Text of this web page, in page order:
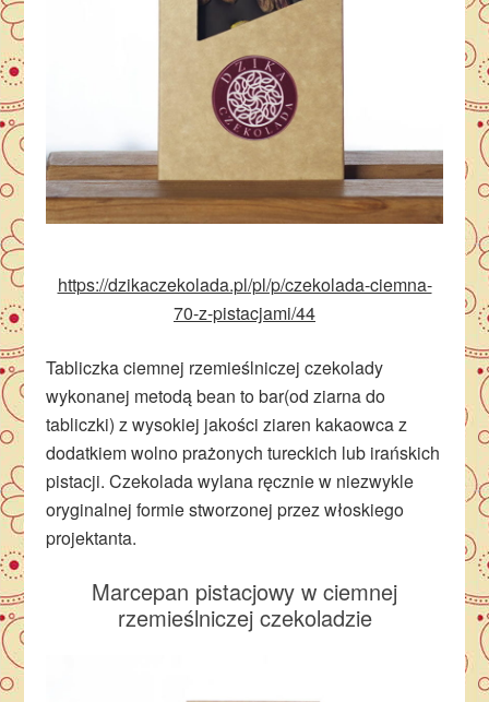
https://dzikaczekolada.pl/pl/p/czekolada-ciemna-
70-z-pistacjami/44
Tabliczka ciemnej rzemieślniczej czekolady
wykonanej metodą bean to bar(od ziarna do
tabliczki) z wysokiej jakości ziaren kakaowca z
dodatkiem wolno prażonych tureckich lub irańskich
pistacji. Czekolada wylana ręcznie w niezwykle
oryginalnej formie stworzonej przez włoskiego
projektanta.
Marcepan pistacjowy w ciemnej
rzemieślniczej czekoladzie